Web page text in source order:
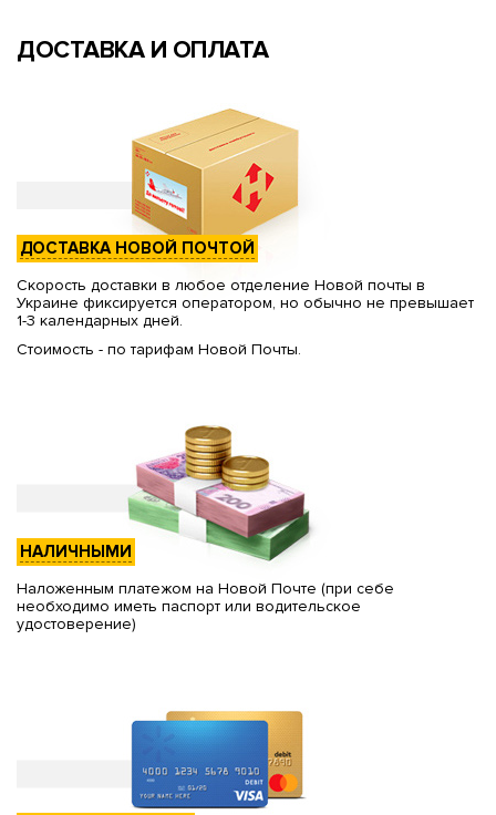
ДОСТАВКА И ОПЛАТА
ДОСТАВКА НОВОЙ ПОЧТОЙ
Скорость доставки в любое отделение Новой почты в
Украине фиксируется оператором, но обычно не превышает
1-3 календарных дней.
Стоимость - по тарифам Новой Почты.
НАЛИЧНЫМИ
Наложенным платежом на Новой Почте (при себе
необходимо иметь паспорт или водительское
удостоверение)